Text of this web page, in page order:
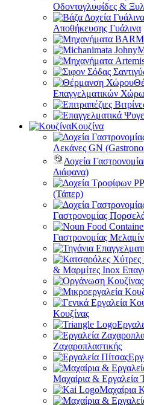
Οδοντογλυφίδες &
Αποθήκευσης Γυάλινα
Επαγγελματικών
Κουζίνα
Λεκάνες GN
Δοχεία
Διάφανα)
(Τάπερ)
Γαστρονομίας
Γαστρονομίας
& Μαρμίτες Inox
Κουζίνας
Ζαχαροπλαστικής
Μαχαίρια & Εργαλεία
Μαχαίρια